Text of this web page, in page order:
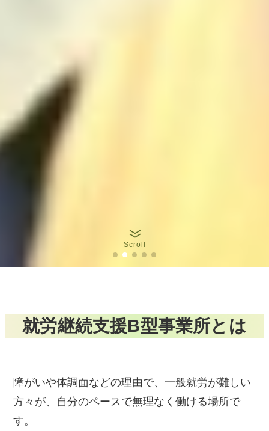
Scroll
就労継続支援B型事業所とは
障がいや体調面などの理由で、一般就労が難しい
方々が、自分のペースで無理なく働ける場所で
す。